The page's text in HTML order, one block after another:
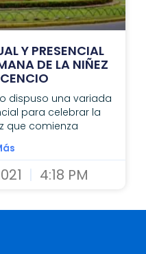
Y PRESENCIAL
DE LA NIÑEZ
dispuso una variada
para celebrar la
que comienza
4:18 PM